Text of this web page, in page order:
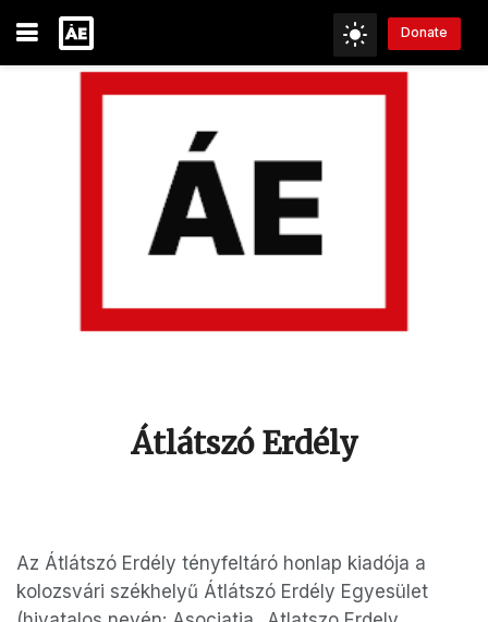
Donate
Átlátszó Erdély
Az Átlátszó Erdély tényfeltáró honlap kiadója a
kolozsvári székhelyű Átlátszó Erdély Egyesület